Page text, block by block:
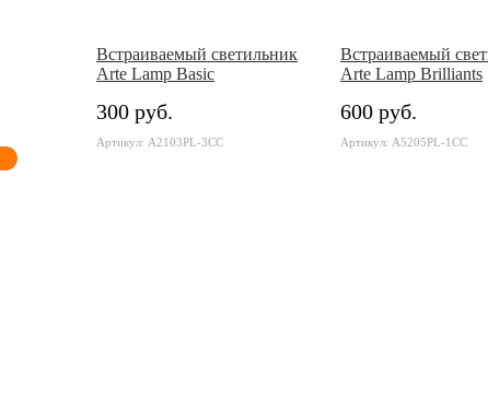
Встраиваемый светильник
Arte Lamp Basic
300 руб.
Артикул: A2103PL-3CC
Встраиваемый
Arte Lamp Brilliants
600 руб.
Артикул: A5205PL-1CC